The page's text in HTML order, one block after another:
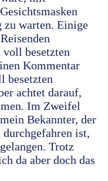
zu warten. Einige
besetzten
Kommentar
besetzten
achtet darauf,
Im Zweifel
Bekannter, der
ist,
Trotz
da aber doch das